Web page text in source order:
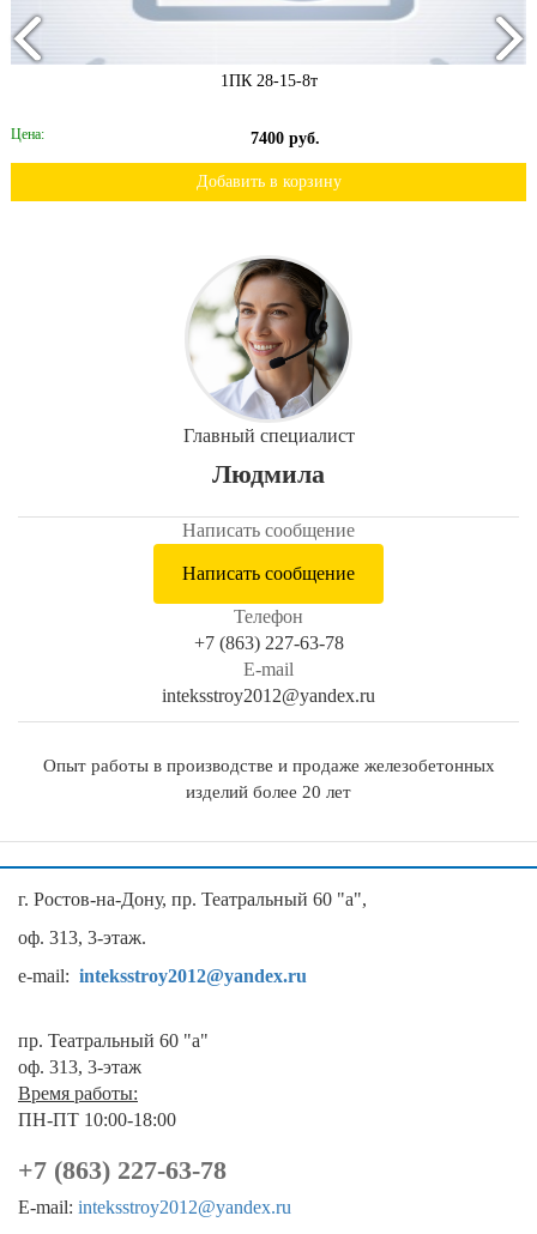
1ПК 28-15-8т
Цена: 7400 руб.
Добавить в корзину
Главный специалист
Людмила
Написать сообщение
Написать сообщение
Телефон
+7 (863) 227-63-78
E-mail
inteksstroy2012@yandex.ru
Опыт работы в производстве и продаже железобетонных
изделий более 20 лет
г. Ростов-на-Дону, пр. Театральный 60 "а",
оф. 313, 3-этаж.
e-mail: inteksstroy2012@yandex.ru
пр. Театральный 60 "а"
оф. 313, 3-этаж
Время работы:
ПН-ПТ 10:00-18:00
+7 (863) 227-63-78
E-mail: inteksstroy2012@yandex.ru